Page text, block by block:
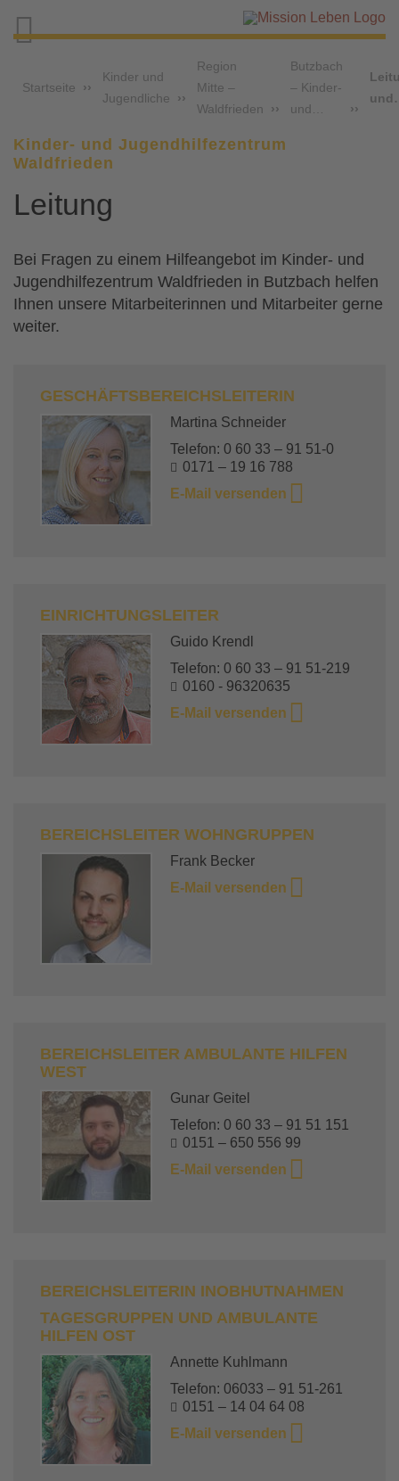

Startseite
Kinder und
Jugendliche
Region
Mitte –
Waldfrieden
Butzbach
– Kinder-
und…
Kinder- und Jugendhilfezentrum
Waldfrieden
Leitung
Bei Fragen zu einem Hilfeangebot im Kinder- und
Jugendhilfezentrum Waldfrieden in Butzbach helfen
Ihnen unsere Mitarbeiterinnen und Mitarbeiter gerne
weiter.
GESCHÄFTSBEREICHSLEITERIN
Martina Schneider
Telefon: 0 60 33 – 91 51-0
0171 – 19 16 788
E-Mail versenden
EINRICHTUNGSLEITER
Guido Krendl
Telefon: 0 60 33 – 91 51-219
0160 - 96320635
E-Mail versenden
BEREICHSLEITER WOHNGRUPPEN
Frank Becker
E-Mail versenden
BEREICHSLEITER AMBULANTE HILFEN
WEST
Gunar Geitel
Telefon: 0 60 33 – 91 51 151
0151 – 650 556 99
E-Mail versenden
BEREICHSLEITERIN INOBHUTNAHMEN
TAGESGRUPPEN UND AMBULANTE
HILFEN OST
Annette Kuhlmann
Telefon: 06033 – 91 51-261
0151 – 14 04 64 08
E-Mail versenden